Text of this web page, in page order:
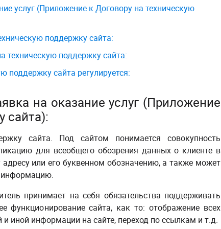
услуг (Приложение к Договору на техническую
поддержку сайта:
техническую поддержку сайта:
поддержку сайта регулируется:
на оказание услуг (Приложение
сайта):
сайта. Под сайтом понимается совокупность
для всеобщего обозрения данных о клиенте в
или его буквенном обозначению, а также может
информацию.
принимает на себя обязательства поддерживать
функционирование сайта, как то: отображение всех
иной информации на сайте, переход по ссылкам и т.д.